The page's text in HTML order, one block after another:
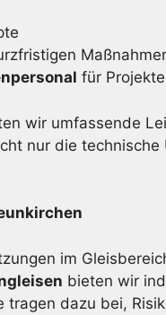
für
wir umfassende
nur die
im
bieten wir
dazu bei,